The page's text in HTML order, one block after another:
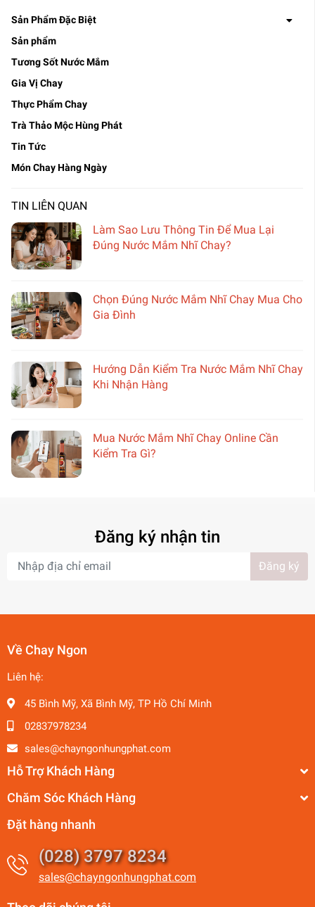
Sản Phẩm Đặc Biệt
Sản phẩm
Tương Sốt Nước Mắm
Gia Vị Chay
Thực Phẩm Chay
Trà Thảo Mộc Hùng Phát
Tin Tức
Món Chay Hàng Ngày
TIN LIÊN QUAN
Làm Sao Lưu Thông Tin Để Mua Lại
Đúng Nước Mắm Nhĩ Chay?
Chọn Đúng Nước Mắm Nhĩ Chay Mua Cho
Gia Đình
Hướng Dẫn Kiểm Tra Nước Mắm Nhĩ Chay
Khi Nhận Hàng
Mua Nước Mắm Nhĩ Chay Online Cần
Kiểm Tra Gì?
Đăng ký nhận tin
Đăng ký
Về Chay Ngon
Liên hệ:
45 Bình Mỹ, Xã Bình Mỹ, TP Hồ Chí Minh
02837978234
sales@chayngonhungphat.com
Hỗ Trợ Khách Hàng
Chăm Sóc Khách Hàng
Đặt hàng nhanh
(028) 3797 8234
sales@chayngonhungphat.com